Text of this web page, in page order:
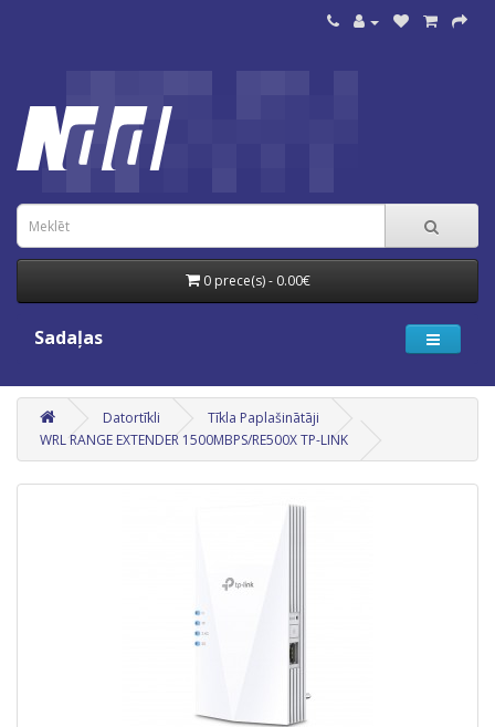
0 prece(s) - 0.00€
Sadaļas
Datortīkli
Tīkla Paplašinātāji
WRL RANGE EXTENDER 1500MBPS/RE500X TP-LINK